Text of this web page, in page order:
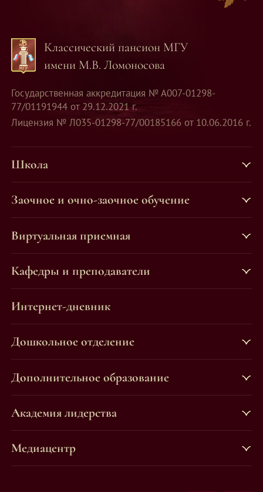
Классический пансион МГУ
имени М.В. Ломоносова
Государственная аккредитация № А007-01298-
77/01191944 от 29.12.2021 г.
Лицензия № Л035-01298-77/00185166 от 10.06.2016 г.
Школа
Заочное и очно-заочное обучение
Виртуальная приемная
Кафедры и преподаватели
Интернет-дневник
Дошкольное отделение
Дополнительное образование
Академия лидерства
Медиацентр